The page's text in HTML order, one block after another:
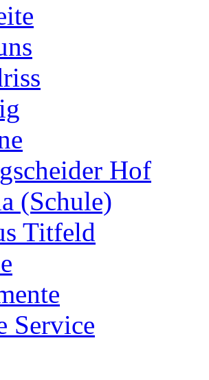
Hof
(Schule)
Titfeld
Service